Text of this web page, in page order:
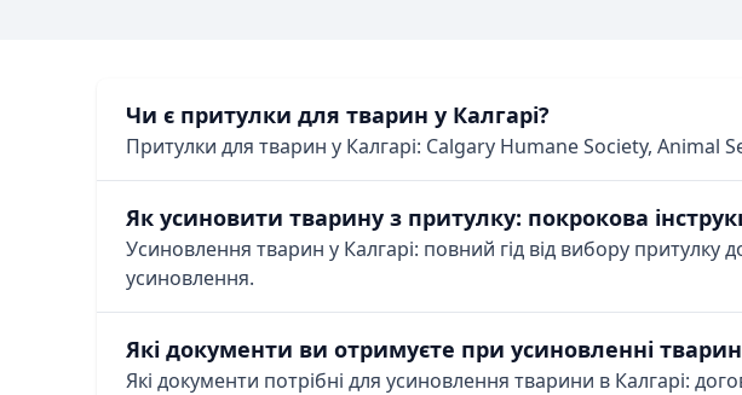
Чи є притулки для тварин у Калгарі?
Притулки для тварин у Калгарі: Calgary Humane Society, Animal
Як усиновити тварину з притулку: покрокова
Усиновлення тварин у Калгарі: повний гід від вибору притулку
усиновлення.
Які документи ви отримуєте при усиновленні
Які документи потрібні для усиновлення тварини в Калгарі: